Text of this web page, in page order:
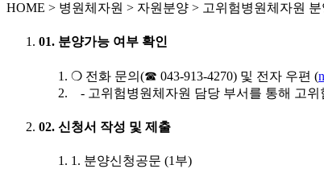
HOME > 병원체자원 > 자원분양 > 고위험병원체자원
01. 분양가능 여부 확인
❍ 전화 문의(☎ 043-913-4270) 및 전자 우편 (
- 고위험병원체자원 담당 부서를 통해 고
02. 신청서 작성 및 제출
1. 분양신청공문 (1부)